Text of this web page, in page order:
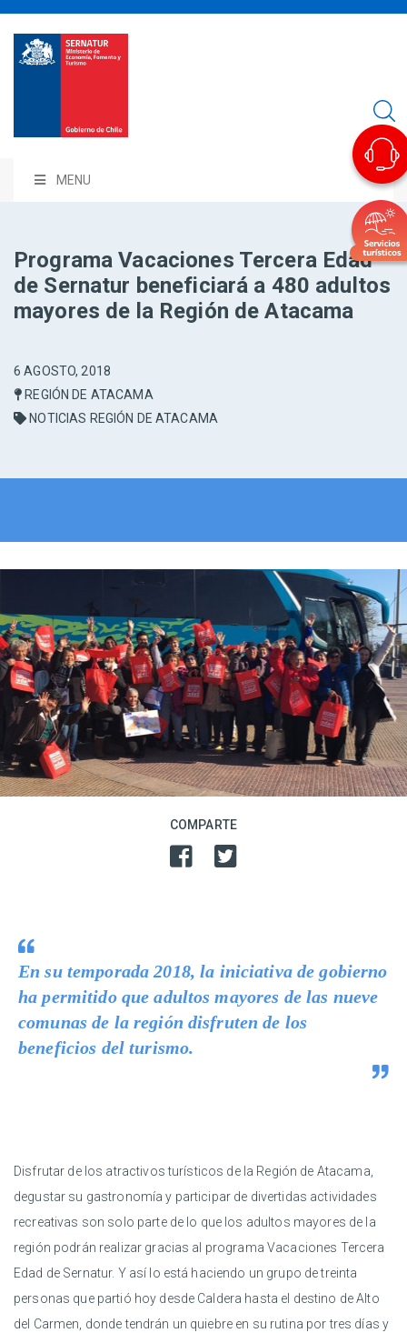
MENU
Programa Vacaciones Tercera Edad
de Sernatur beneficiará a 480 adultos
mayores de la Región de Atacama
6 AGOSTO, 2018
REGIÓN DE ATACAMA
NOTICIAS REGIÓN DE ATACAMA
COMPARTE
En su temporada 2018, la iniciativa de gobierno
ha permitido que adultos mayores de las nueve
comunas de la región disfruten de los
beneficios del turismo.
Disfrutar de los atractivos turísticos de la Región de Atacama,
degustar su gastronomía y participar de divertidas actividades
recreativas son solo parte de lo que los adultos mayores de la
región podrán realizar gracias al programa Vacaciones Tercera
Edad de Sernatur. Y así lo está haciendo un grupo de treinta
personas que partió hoy desde Caldera hasta el destino de Alto
del Carmen, donde tendrán un quiebre en su rutina por tres días y